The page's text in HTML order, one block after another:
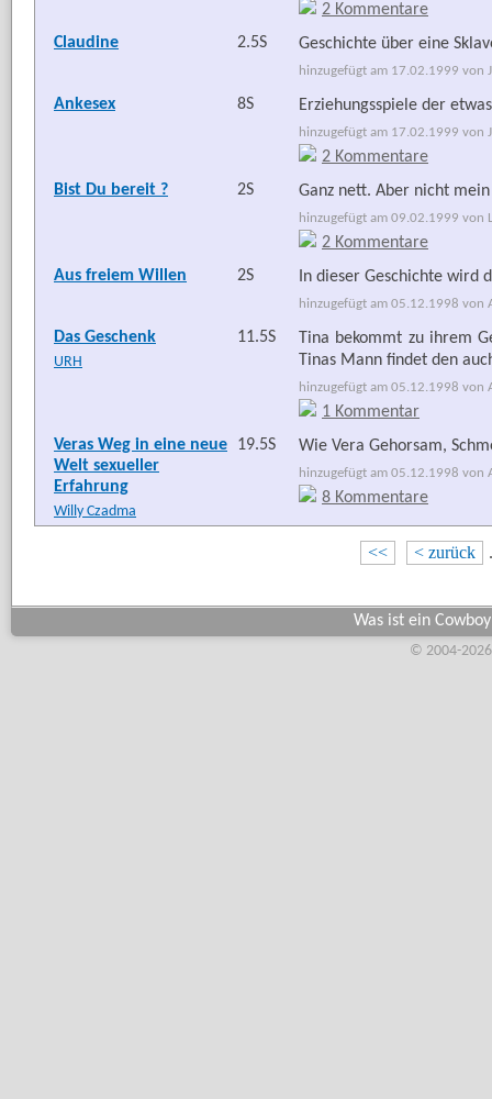
2 Kommentare
Claudine
2.5S Geschichte über eine
hinzugefügt am 17.02.1999 von
Ankesex 8S Erziehungsspiele der
hinzugefügt am 17.02.1999 von
2 Kommentare
Bist Du bereit ?
2S Ganz nett. Aber nicht
hinzugefügt am 09.02.1999 von
2 Kommentare
Aus freiem Willen
2S In dieser Geschichte wird
hinzugefügt am 05.12.1998 von
Das Geschenk
URH
11.5S
Tina bekommt zu ihrem
Tinas Mann findet den
hinzugefügt am 05.12.1998 von
1 Kommentar
Veras Weg in eine neue
Welt sexueller
Erfahrung
Willy Czadma
19.5S Wie Vera Gehorsam,
hinzugefügt am 05.12.1998 von
8 Kommentare
<< < zurück
Was ist ein
© 2004-